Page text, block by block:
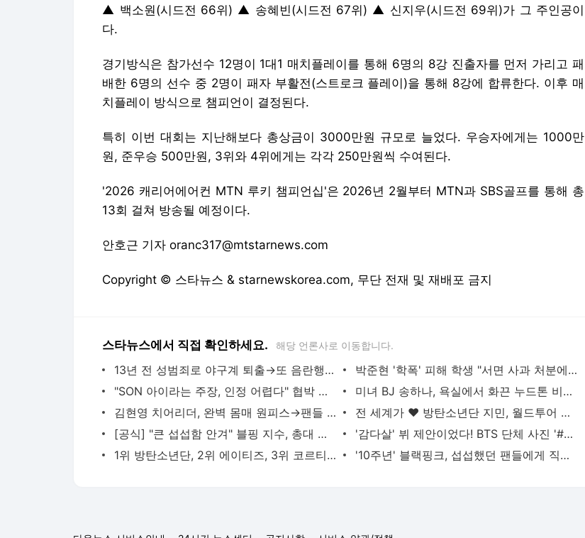
▲ 백소원(시드전 66위) ▲ 송혜빈(시드전 67위) ▲ 신지우(시드전 69위)가 그 주인공이
다.
경기방식은 참가선수 12명이 1대1 매치플레이를 통해 6명의 8강 진출자를 먼저 가리고 패
배한 6명의 선수 중 2명이 패자 부활전(스트로크 플레이)을 통해 8강에 합류한다. 이후 매
치플레이 방식으로 챔피언이 결정된다.
특히 이번 대회는 지난해보다 총상금이 3000만원 규모로 늘었다. 우승자에게는 1000만
원, 준우승 500만원, 3위와 4위에게는 각각 250만원씩 수여된다.
'2026 캐리어에어컨 MTN 루키 챔피언십'은 2026년 2월부터 MTN과 SBS골프를 통해 총
13회 걸쳐 방송될 예정이다.
안호근 기자 oranc317@mtstarnews.com
Copyright © 스타뉴스 & starnewskorea.com, 무단 전재 및 재배포 금지
스타뉴스에서 직접 확인하세요. 해당 언론사로 이동합니다.
13년 전 성범죄로 야구계 퇴출→또 음란행위... 8번째 쇠고랑 | 스타뉴스
박준현 '학폭' 피해 학생 "서면 사과 처분에 추가 제보 잇따라" | 스타뉴스
"SON 아이라는 주장, 인정 어렵다" 협박 女, 1심 징역 4년 | 스타뉴스
미녀 BJ 송하나, 욕실에서 화끈 누드톤 비키니 '생일 자축' | 스타뉴스
김현영 치어리더, 완벽 몸매 원피스→팬들 "겁나 예쁘군" | 스타뉴스
전 세계가 ♥ 방탄소년단 지민, 월드투어 비하인드..빛나는 반전 매력 | 스타뉴스
[공식] "큰 섭섭함 안겨" 블핑 지수, 총대 메고 공개 사과 [스타이슈] | 스타뉴스
'감다살' 뷔 제안이었다! BTS 단체 사진 '#오늘의 방탄' | 스타뉴스
1위 방탄소년단, 2위 에이티즈, 3위 코르티스 | 스타뉴스
'10주년' 블랙핑크, 섭섭했던 팬들에게 직접 사과.."미안하고 사랑해" [스타이슈] | 스타뉴스